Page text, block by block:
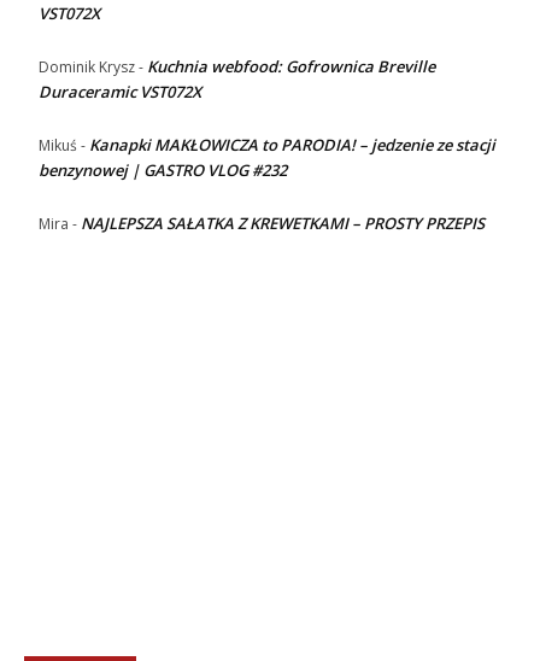
VST072X
Dominik Krysz- Kuchnia webfood: Gofrownica Breville
Duraceramic VST072X
Mikuś- Kanapki MAKŁOWICZA to PARODIA! – jedzenie ze stacji
benzynowej | GASTRO VLOG #232
Mira - NAJLEPSZA SAŁATKA Z KREWETKAMI – PROSTY PRZEPIS